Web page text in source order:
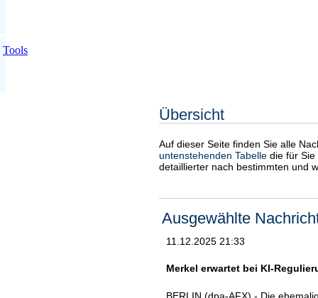
Tools
Übersicht
Auf dieser Seite finden Sie alle
untenstehenden Tabelle die für
detaillierter nach bestimmten und
Ausgewählte
11.12.2025 21:33
Merkel erwartet bei KI-
BERLIN (dpa-AFX) - Die